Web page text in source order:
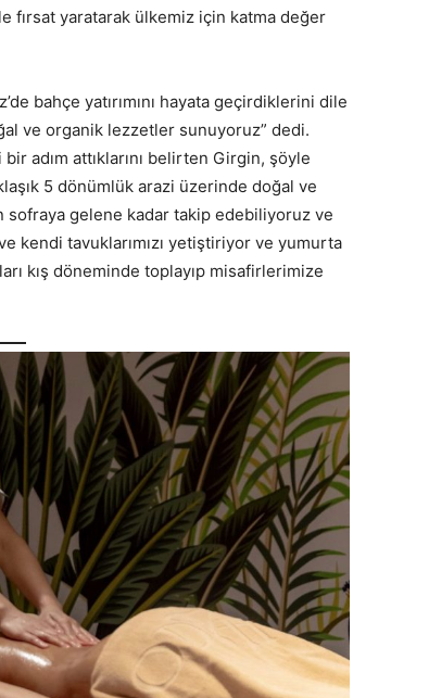
fırsat yaratarak ülkemiz için katma değer
bahçe yatırımını hayata geçirdiklerini dile
ve organik lezzetler sunuyoruz” dedi.
adım attıklarını belirten Girgin, şöyle
5 dönümlük arazi üzerinde doğal ve
sofraya gelene kadar takip edebiliyoruz ve
kendi tavuklarımızı yetiştiriyor ve yumurta
kış döneminde toplayıp misafirlerimize